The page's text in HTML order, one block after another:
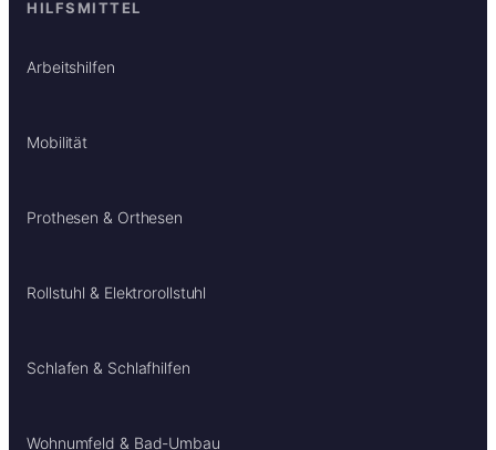
HILFSMITTEL
Arbeitshilfen
Mobilität
Prothesen & Orthesen
Rollstuhl & Elektrorollstuhl
Schlafen & Schlafhilfen
Wohnumfeld & Bad-Umbau